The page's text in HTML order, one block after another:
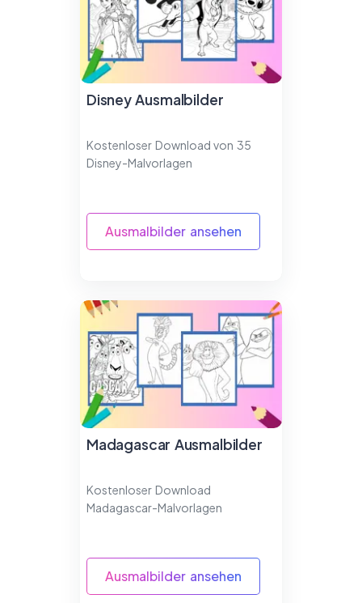
Disney Ausmalbilder
Kostenloser Download von 35
Disney-Malvorlagen
Ausmalbilder ansehen
Madagascar Ausmalbilder
Kostenloser Download
Madagascar-Malvorlagen
Ausmalbilder ansehen